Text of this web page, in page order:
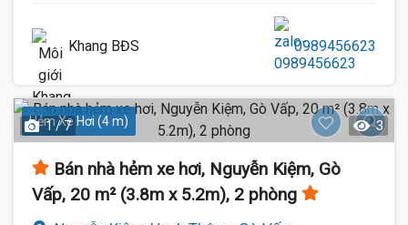
Khang BĐS 0989456623
Hẻm Xe Hơi (4 m)
1 / 7 3
Bán nhà hẻm xe hơi, Nguyễn Kiệm, Gò
Vấp, 20 m² (3.8m x 5.2m), 2 phòng